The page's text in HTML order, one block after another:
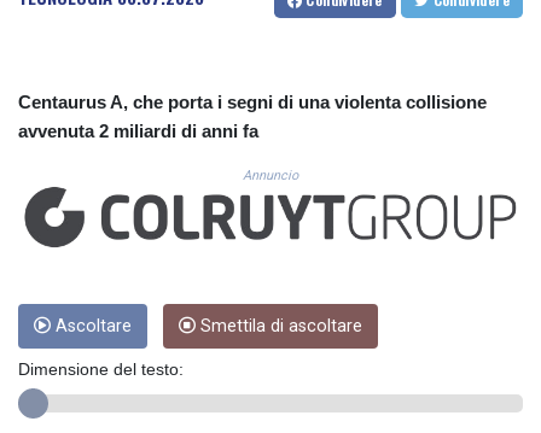
CUC 1.156136
DJF 205.267449
DZD 152.967099
EGP 57.380687
ERN 17.342035
FKP 0.8566
GBP 0.858527
Centaurus A, che porta i segni di una violenta collisione
avvenuta 2 miliardi di anni fa
Annuncio
Ascoltare Smettila di ascoltare
Dimensione del testo: